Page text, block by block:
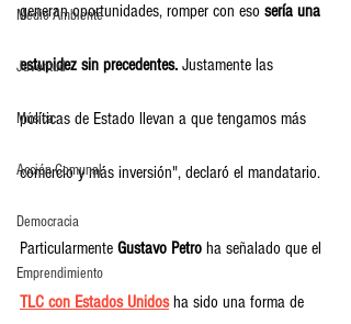
Medio Ambiente
Juventud
Música
Acción Comunal
Democracia
Emprendimiento
generan oportunidades, romper con eso sería una
estupidez sin precedentes. Justamente las
políticas de Estado llevan a que tengamos más
comercio y más inversión", declaró el mandatario.
Particularmente Gustavo Petro ha señalado que el
TLC con Estados Unidos ha sido una forma de